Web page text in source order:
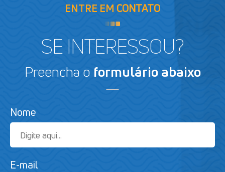
ENTRE EM CONTATO
SE INTERESSOU?
Preencha o formulário abaixo
Nome
E-mail